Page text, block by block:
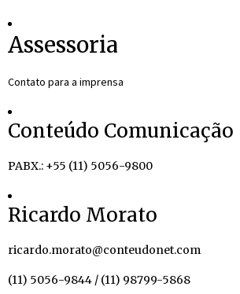
Assessoria
Contato para a imprensa
Conteúdo Comunicação
PABX.: +55 (11) 5056-9800
Ricardo Morato
ricardo.morato@conteudonet.com
(11) 5056-9844 / (11) 98799-5868